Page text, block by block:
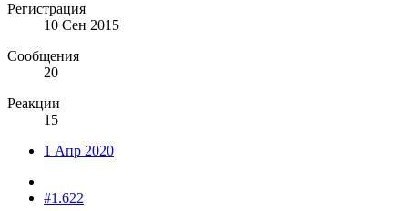
Регистрация
10 Сен 2015
Сообщения
20
Реакции
15
1 Апр 2020
#1.622